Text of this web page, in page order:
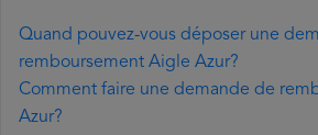
Quand pouvez-vous déposer une
remboursement Aigle Azur?
Comment faire une demande de
Azur?